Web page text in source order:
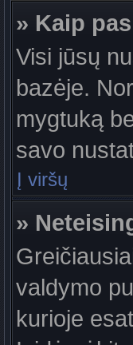
» Kaip
Visi jūsų
bazėje.
mygtuką
savo
Į viršų
»
valdymo
kurioje